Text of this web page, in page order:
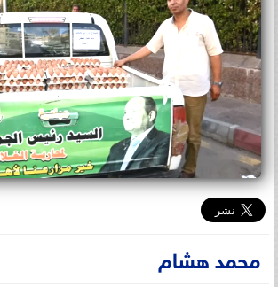
محمد هشام